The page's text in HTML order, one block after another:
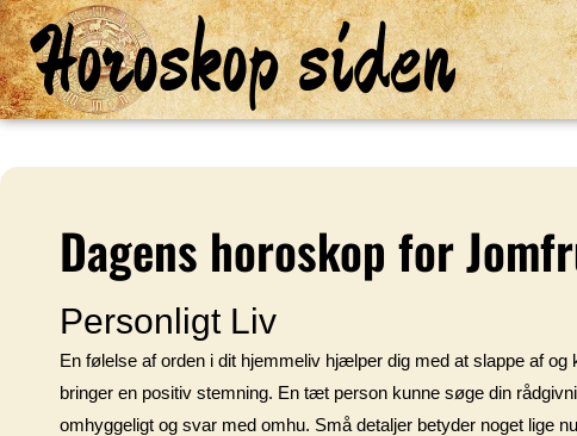
Horoskop siden
Dagens horoskop for
Personligt Liv
En følelse af orden i dit hjemmeliv hjælper dig med at slappe af
bringer en positiv stemning. En tæt person kunne søge din
omhyggeligt og svar med omhu. Små detaljer betyder noget lige